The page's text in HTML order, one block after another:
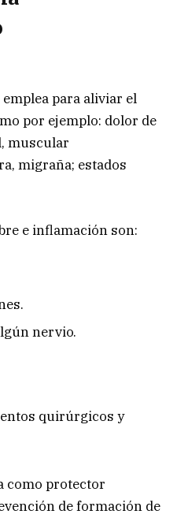
para aliviar el
por ejemplo: dolor de
muscular
migraña; estados
e inflamación son:
nervio.
quirúrgicos y
como protector
de formación de